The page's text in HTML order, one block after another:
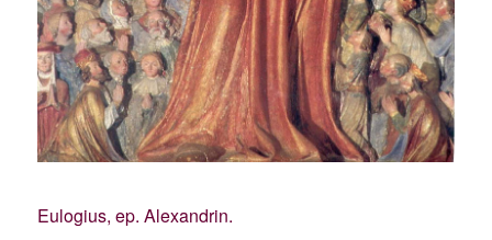
Eulogius, ep. Alexandrin.